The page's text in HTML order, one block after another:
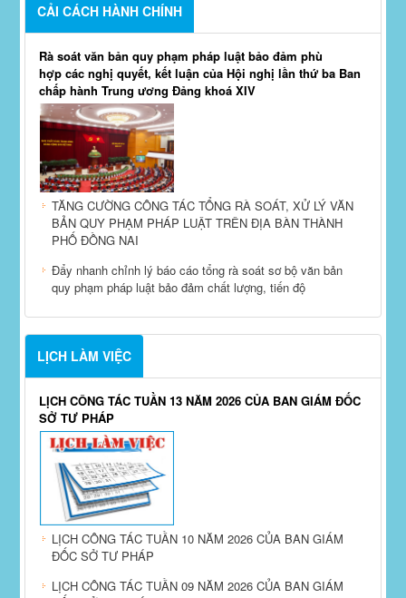
CẢI CÁCH HÀNH CHÍNH
Rà soát văn bản quy phạm pháp luật bảo đảm phù
hợp các nghị quyết, kết luận của Hội nghị lần thứ ba Ban
chấp hành Trung ương Đảng khoá XIV
TĂNG CƯỜNG CÔNG TÁC TỔNG RÀ SOÁT, XỬ LÝ VĂN
BẢN QUY PHẠM PHÁP LUẬT TRÊN ĐỊA BÀN THÀNH
PHỐ ĐỒNG NAI
Đẩy nhanh chỉnh lý báo cáo tổng rà soát sơ bộ văn bản
quy phạm pháp luật bảo đảm chất lượng, tiến độ
LỊCH LÀM VIỆC
LỊCH CÔNG TÁC TUẦN 13 NĂM 2026 CỦA BAN GIÁM ĐỐC
SỞ TƯ PHÁP
LỊCH CÔNG TÁC TUẦN 10 NĂM 2026 CỦA BAN GIÁM
ĐỐC SỞ TƯ PHÁP
LỊCH CÔNG TÁC TUẦN 09 NĂM 2026 CỦA BAN GIÁM